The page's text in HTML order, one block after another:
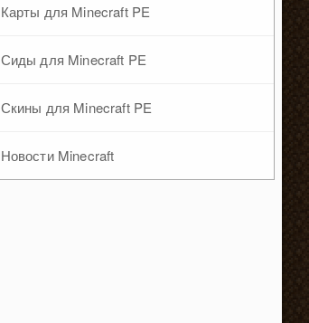
Карты для Minecraft PE
Сиды для Minecraft PE
Скины для Minecraft PE
Новости Minecraft